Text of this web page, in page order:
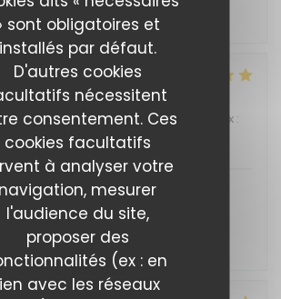
sont obligatoires et
installés par défaut.
D'autres cookies
nécessitent
consentement. Ces
cookies facultatifs
à analyser votre
navigation, mesurer
l'audience du site,
proposer des
(ex : en
avec les réseaux
installée aux fourneaux.
- Couverts 4
: 5/5 Cuisine: 5/5 Qualité / Prix :
gustative a chaque fois, un
Ne changer rien et merci
accueil. A bientôt